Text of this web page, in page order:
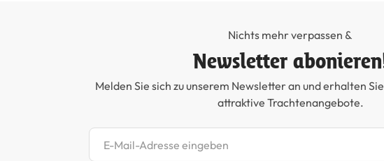
Nichts mehr verpassen &
Newsletter
Melden Sie sich zu unserem Newsletter an und erhalten
attraktive Trachtenangebote.
Newsletter abonnieren